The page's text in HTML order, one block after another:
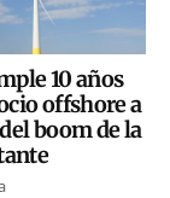
10 años
offshore a
boom de la